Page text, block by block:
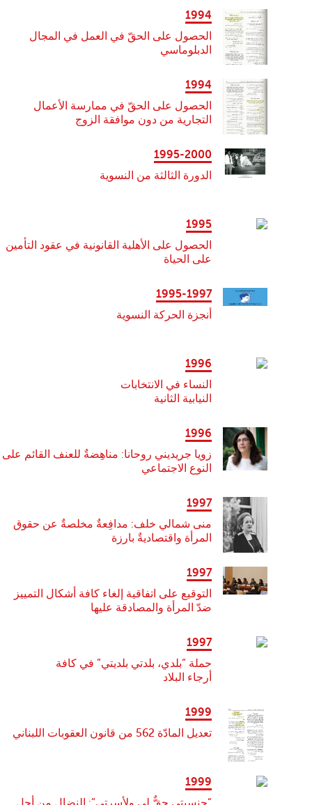
1994
الحصول على الحقّ في العمل في المجال
الدبلوماسي
1994
الحصول على الحقّ في ممارسة الأعمال
التجارية من دون موافقة الزوج
1995-2000
الدورة الثالثة من النسوية
1995
الحصول على الأهلية القانونية في عقود التأمين
على الحياة
1995-1997
أنجزة الحركة النسوية
1996
النساء في الانتخابات
النيابية الثانية
1996
زويا جريديني روحانا: مناهِضةٌ للعنف القائم على
النوع الاجتماعي
1997
منى شمالي خلف: مدافِعةٌ مخلصةٌ عن حقوق
المرأة واقتصاديةٌ بارزة
1997
التوقيع على اتفاقية إلغاء كافة أشكال التمييز
ضدّ المرأة والمصادقة عليها
1997
حملة “بلدي، بلدتي بلديتي” في كافة
أرجاء البلاد
1999
تعديل المادّة 562 من قانون العقوبات اللبناني
1999